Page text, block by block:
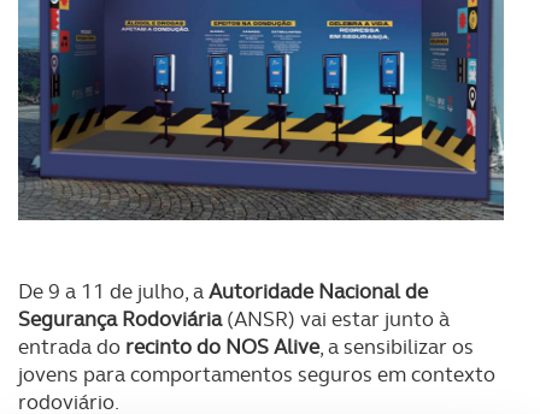
De 9 a 11 de julho, aAutoridade Nacional de
Segurança Rodoviária(ANSR) vai estar junto à
entrada do recinto do NOS Alive, a sensibilizar os
jovens para comportamentos seguros em contexto
rodoviário.